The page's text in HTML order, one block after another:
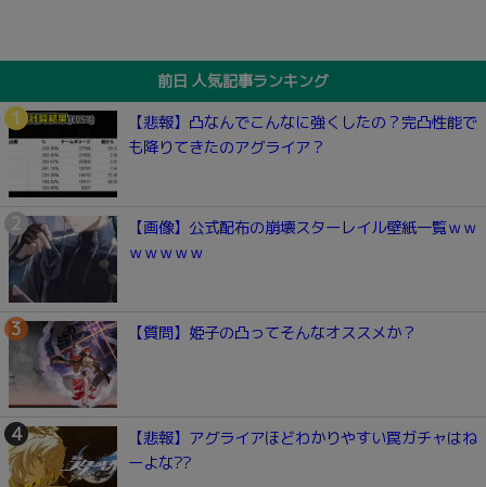
前日 人気記事ランキング
【悲報】凸なんでこんなに強くしたの？完凸性能で
も降りてきたのアグライア？
【画像】公式配布の崩壊スターレイル壁紙一覧ｗｗ
ｗｗｗｗｗ
【質問】姫子の凸ってそんなオススメか？
【悲報】アグライアほどわかりやすい罠ガチャはね
ーよな??